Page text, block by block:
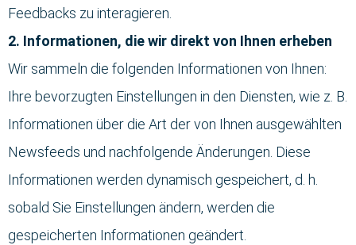
Feedbacks zu interagieren.
2. Informationen, die wir direkt von Ihnen erheben
Wir sammeln die folgenden Informationen von Ihnen:
Ihre bevorzugten Einstellungen in den Diensten, wie z. B.
Informationen über die Art der von Ihnen ausgewählten
Newsfeeds und nachfolgende Änderungen. Diese
Informationen werden dynamisch gespeichert, d. h.
sobald Sie Einstellungen ändern, werden die
gespeicherten Informationen geändert.